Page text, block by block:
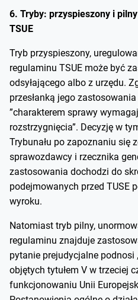
6. Tryby: przyspieszony i
TSUE
Tryb przyspieszony,
regulaminu TSUE może być
odsyłającego albo z urzędu.
przesłanką jego
”charakterem sprawy
rozstrzygnięcia”. Decyzję w
Trybunału po zapoznaniu się
sprawozdawcy i rzecznika
zastosowania dochodzi do
podejmowanych przed TUSE
wyroku.
Natomiast tryb pilny,
regulaminu znajduje
pytanie prejudycjalne podnosi
objętych tytułem V w trzeciej
funkcjonowaniu Unii